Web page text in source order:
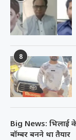
8
Big News: भिलाई
बॉम्बर बनने था तैयार